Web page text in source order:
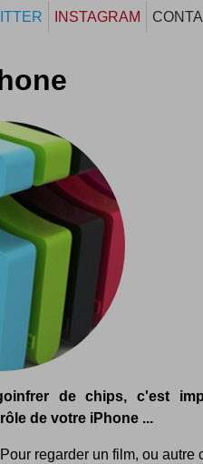
INSTAGRAM
de chips, c'est
de votre iPhone ...
regarder un film, ou autre